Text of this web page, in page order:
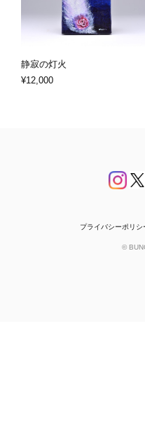
静寂の灯火
¥12,000
プライバシーポリシ
©